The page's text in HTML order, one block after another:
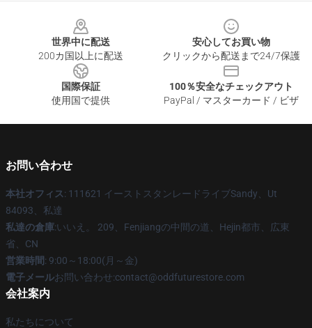
世界中に配送
200カ国以上に配送
安心してお買い物
クリックから配送まで24/7保護
国際保証
使用国で提供
100％安全なチェックアウト
PayPal / マスターカード / ビザ
お問い合わせ
本社オフィス: 111621 イーストスタンレードライブSandy、Ut
84093、私達
私達の倉庫:いいえ。 209、Fenjiangの中間の道、Hejin都市、広東
省、CN
営業時間: 9:00～18:00(月～金)
電子メールお問い合わせ:contact@oddfuturestore.com
会社案内
私たちについて